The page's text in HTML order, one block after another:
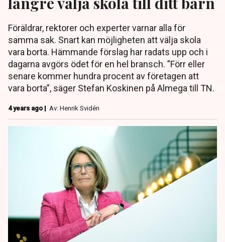
Föräldrar, rektorer och experter varnar alla för
samma sak. Snart kan möjligheten att välja skola
vara borta. Hämmande förslag har radats upp och i
dagarna avgörs ödet för en hel bransch. ”Förr eller
senare kommer hundra procent av företagen att
vara borta”, säger Stefan Koskinen på Almega till TN.
4 years ago | Av: Henrik Svidén